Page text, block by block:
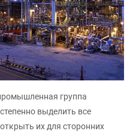
группа
выделить все
их для сторонних